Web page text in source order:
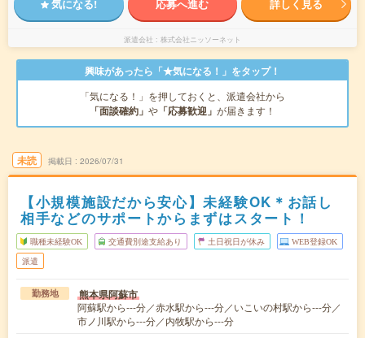
気になる! 応募へ進む 詳しく見る
派遣会社 株式会社ニッソーネット
興味があったら「★気になる！」をタップ！
「気になる！」を押しておくと、派遣会社から
「面談確約」 や 「応募歓迎」 が届きます！
未読 掲載日 2026/07/31
【小規模施設だから安心】未経験OK＊お話し
相手などのサポートからまずはスタート！
職種未経験OK 交通費別途支給あり 土日祝日が休み WEB登録OK
派遣
勤務地 熊本県阿蘇市
阿蘇駅から---分／赤水駅から---分／いこいの村駅から---分／
市ノ川駅から---分／内牧駅から---分